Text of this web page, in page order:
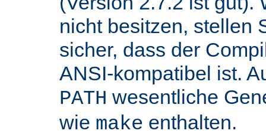
nicht besitzen, stellen
sicher, dass der
ANSI-kompatibel ist.
PATH wesentliche
wie make enthalten.